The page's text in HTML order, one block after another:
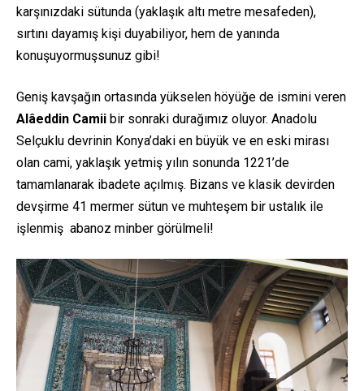
karşınızdaki sütunda (yaklaşık altı metre mesafeden),
sırtını dayamış kişi duyabiliyor, hem de yanında
konuşuyormuşsunuz gibi!
Geniş kavşağın ortasında yükselen höyüğe de ismini veren
Alâeddin Camii bir sonraki durağımız oluyor. Anadolu
Selçuklu devrinin Konya’daki en büyük ve en eski mirası
olan cami, yaklaşık yetmiş yılın sonunda 1221’de
tamamlanarak ibadete açılmış. Bizans ve klasik devirden
devşirme 41 mermer sütun ve muhteşem bir ustalık ile
işlenmiş abanoz minber görülmeli!